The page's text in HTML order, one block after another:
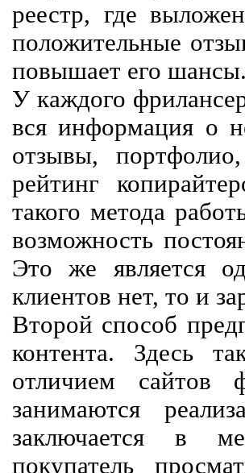
реестр, где
положительные
повышает его шансы.
У каждого
вся информация о
отзывы,
рейтинг
такого метода
возможность
Это же является
клиентов нет, то и
Второй способ
контента. Здесь
отличием сайтов
занимаются
заключается в
покупатель